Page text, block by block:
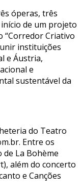
óperas, três
de um projeto
“Corredor Criativo
instituições
e Áustria,
e
sustentável da
do Teatro
Entre os
La Bohème
além do concerto
e Canções